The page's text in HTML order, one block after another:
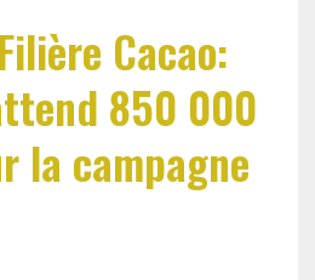
Filière Cacao:
850 000
la campagne